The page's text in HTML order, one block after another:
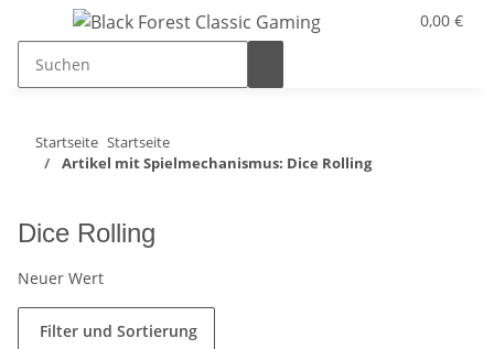
0,00 €
Startseite Startseite
Artikel mit Spielmechanismus: Dice Rolling
Dice Rolling
Neuer Wert
Filter und Sortierung